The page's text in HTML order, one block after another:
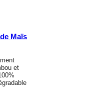
Maïs
et